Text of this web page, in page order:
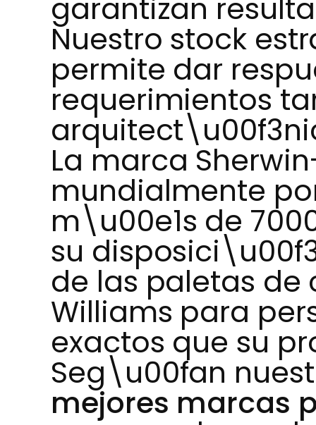
garantizan
Nuestro stock
permite dar
requerimientos
La marca
mundialmente
m\u00e1s de
su
de las paletas de
Williams para
exactos que su
Seg\u00fan
mejores marcas